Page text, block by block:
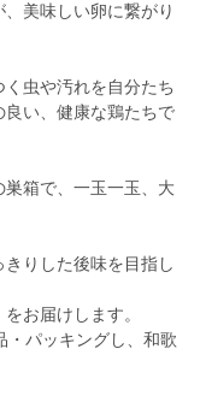
美味しい卵に繋がり
虫や汚れを自分たち
い、健康な鶏たちで
箱で、一玉一玉、大
りした後味を目指し
お届けします。
・パッキングし、和歌